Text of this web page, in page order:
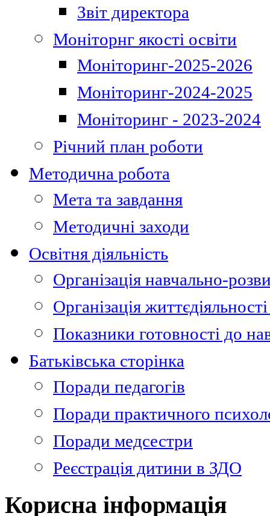
Звіт директора
Моніторнг якості освіти
Моніторинг-2025-2026
Моніторинг-2024-2025
Моніторинг - 2023-2024
Річний план роботи
Методична робота
Мета та завдання
Методичні заходи
Освітня діяльність
Організація навчально-
Організація
Показники готовності до
Батьківська сторінка
Поради педагогів
Поради практичного
Поради медсестри
Реєстрація дитини в ЗДО
Корисна інформація